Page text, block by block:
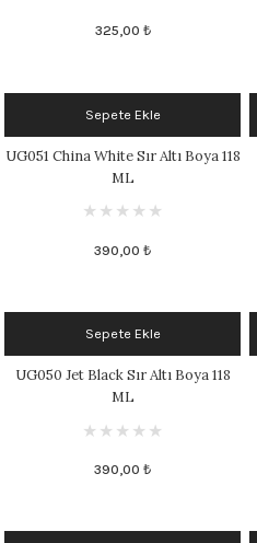
325,00 ₺
Sepete Ekle
UG051 China White Sır Altı Boya 118
ML
390,00 ₺
Sepete Ekle
UG050 Jet Black Sır Altı Boya 118
ML
390,00 ₺